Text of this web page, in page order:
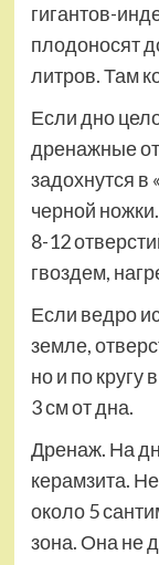
гигантов-
плодоносят
литров. Там
Если дно
дренажные
задохнутся в
черной
8-12
гвоздем,
Если ведро
земле,
но и по кругу
3 см от дна.
Дренаж. На
керамзита.
около 5
зона. Она не